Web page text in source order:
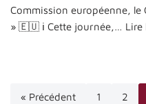
Commission européenne, le
» 🇪🇺 ℹ️ Cette journée,… Lire
« Précédent 1 2